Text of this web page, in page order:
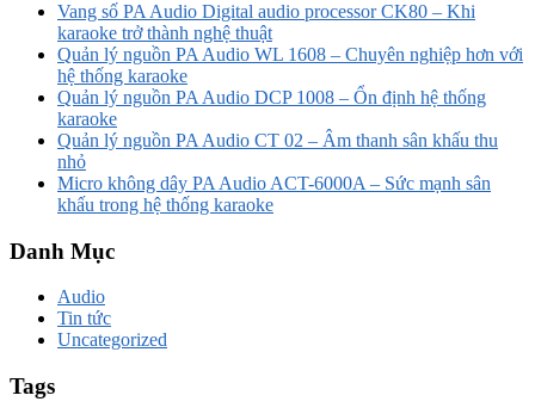
Vang số PA Audio Digital audio processor CK80 – Khi
karaoke trở thành nghệ thuật
Quản lý nguồn PA Audio WL 1608 – Chuyên nghiệp hơn với
hệ thống karaoke
Quản lý nguồn PA Audio DCP 1008 – Ổn định hệ thống
karaoke
Quản lý nguồn PA Audio CT 02 – Âm thanh sân khấu thu
nhỏ
Micro không dây PA Audio ACT-6000A – Sức mạnh sân
khấu trong hệ thống karaoke
Danh Mục
Audio
Tin tức
Uncategorized
Tags